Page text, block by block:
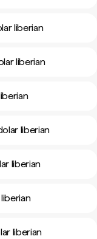
liberian
liberian
liberian
liberian
liberian